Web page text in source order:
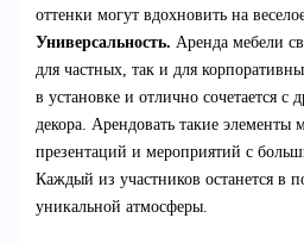
оттенки могут вдохновить на
Универсальность. Аренда мебели
для частных, так и для
в установке и отлично сочетается с
декора. Арендовать такие элементы
презентаций и мероприятий с
Каждый из участников останется в
уникальной атмосферы.